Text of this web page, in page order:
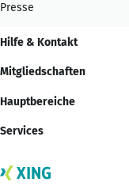
Presse
Hilfe & Kontakt
Mitgliedschaften
Hauptbereiche
Services